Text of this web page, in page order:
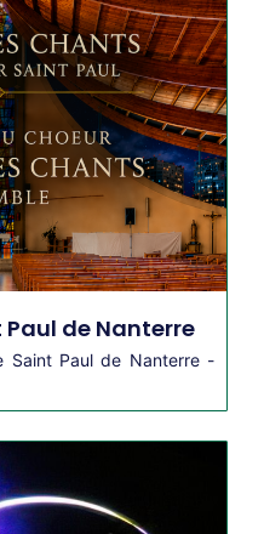
de Nanterre
Saint Paul de Nanterre -